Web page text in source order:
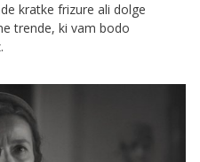
kratke frizure ali dolge
trende, ki vam bodo